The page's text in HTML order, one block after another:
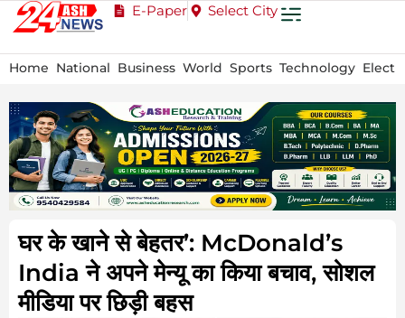
E-Paper Select City
Home National Business World Sports Technology
घर के खाने से बेहतर’: McDonald’s
India ने अपने मेन्यू का किया बचाव, सोशल
मीडिया पर छिड़ी बहस